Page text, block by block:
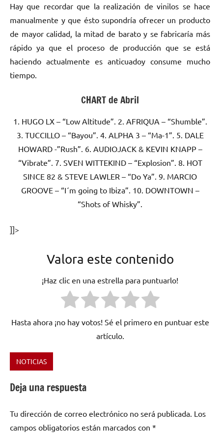
Hay que recordar que la realización de vinilos se hace
manualmente y que ésto supondría ofrecer un producto
de mayor calidad, la mitad de barato y se fabricaría más
rápido ya que el proceso de producción que se está
haciendo actualmente es anticuadoy consume mucho
tiempo.
CHART de Abril
1. HUGO LX – “Low Altitude”. 2. AFRIQUA – “Shumble”.
3. TUCCILLO – “Bayou”. 4. ALPHA 3 – “Ma-1”. 5. DALE
HOWARD -”Rush”. 6. AUDIOJACK & KEVIN KNAPP –
“Vibrate”. 7. SVEN WITTEKIND – “Explosion”. 8. HOT
SINCE 82 & STEVE LAWLER – “Do Ya”. 9. MARCIO
GROOVE – “I´m going to Ibiza”. 10. DOWNTOWN –
“Shots of Whisky”.
]]>
Valora este contenido
¡Haz clic en una estrella para puntuarlo!
Hasta ahora ¡no hay votos! Sé el primero en puntuar este
artículo.
Etiquetado
2016,
Andreas
Refsgaard,
NOTICIAS
Deja una respuesta
Tu dirección de correo electrónico no será publicada. Los
campos obligatorios están marcados con *